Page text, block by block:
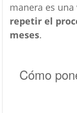
manera es
repetir el
meses.
Cómo